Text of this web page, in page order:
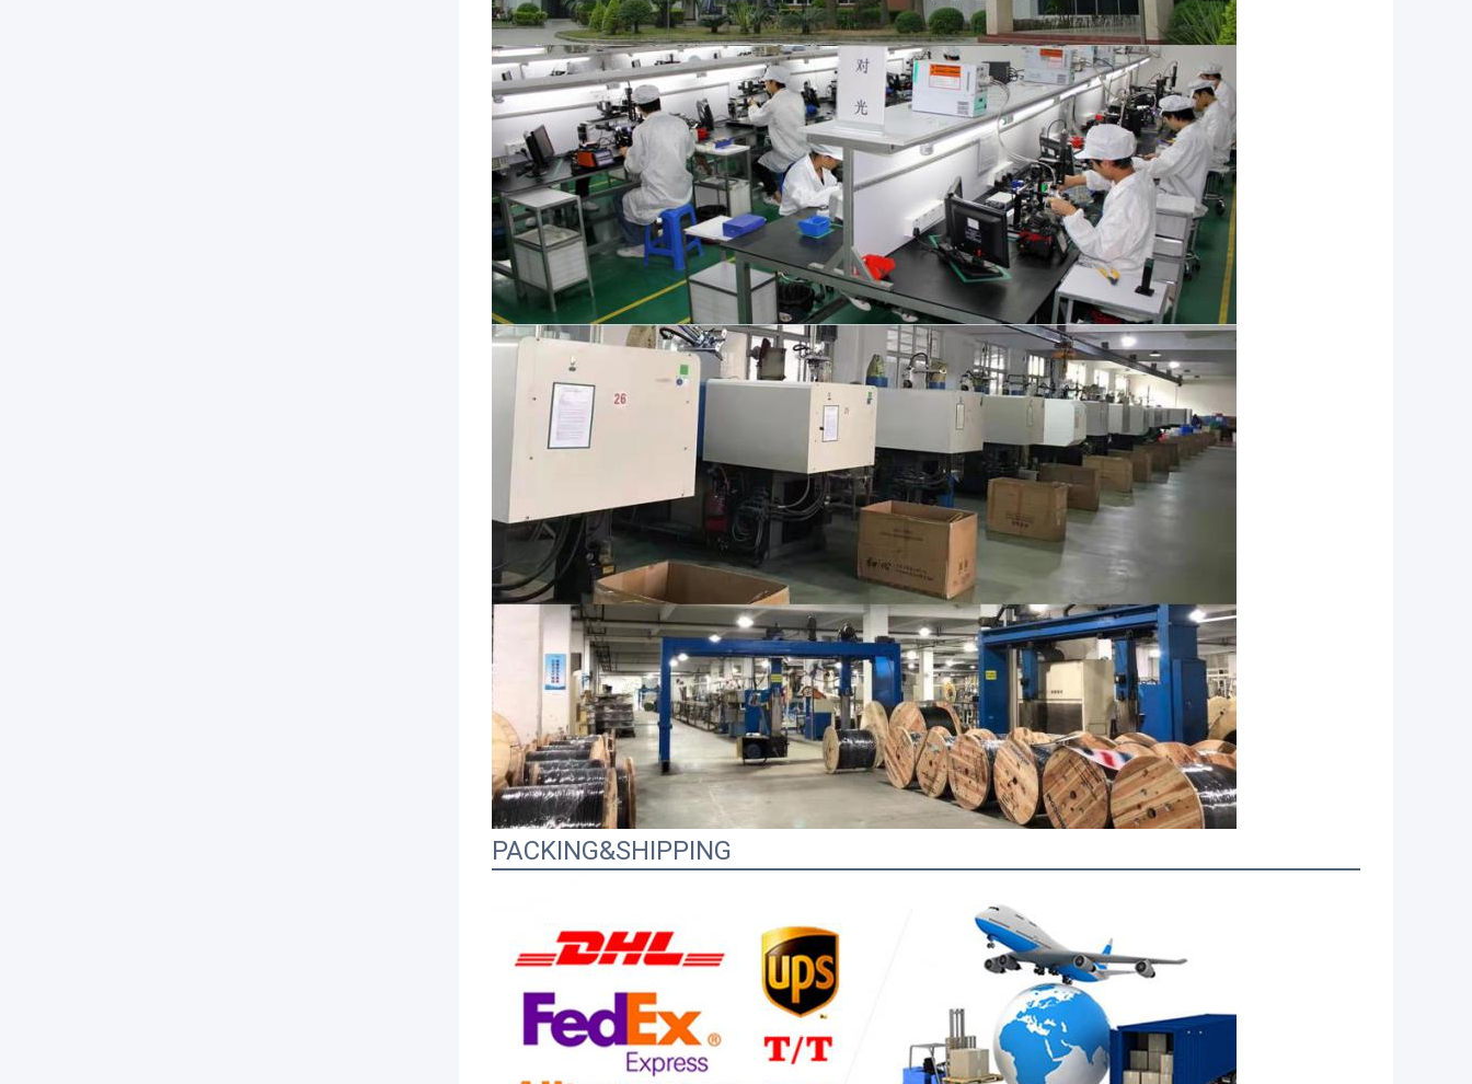
PACKING&SHIPPING